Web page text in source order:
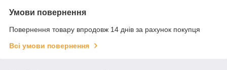
Умови повернення
Повернення товару впродовж 14 днів за рахунок покупця
Всі умови повернення